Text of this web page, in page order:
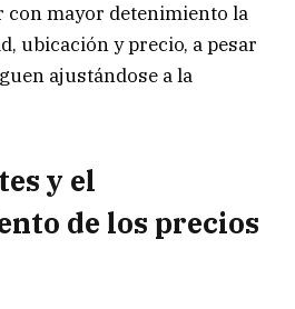
mayor detenimiento la
ubicación y precio, a pesar
ajustándose a la
y el
de los precios